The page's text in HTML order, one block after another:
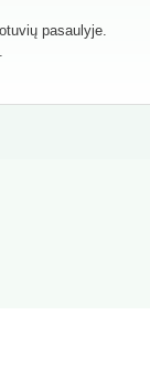
pasaulyje.